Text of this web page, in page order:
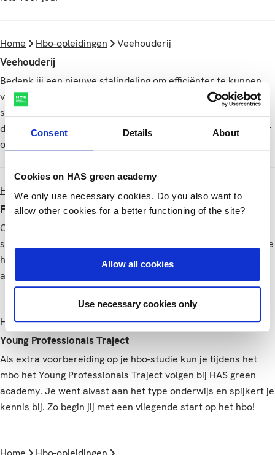
Consent Details About
Cookies on HAS green academy
We only use necessary cookies. Do you also want to
allow other cookies for a better functioning of the site?
Allow all cookies
Use necessary cookies only
Home Hbo-opleidingen Veehouderij
Veehouderij
Bedenk jij een nieuwe stalindeling om efficiënter te kunnen
voeren? Tijdens de studierichting Veehouderij ga je aan de
slag met belangrijke onderwerpen die spelen in de sector;
dierenwelzijn, voeding, gezondheid, kringlooplandbouw, maar
ook de economische bedrijfsvoering komen aan bod.
Home Hbo-opleidingen Food Technology
Food Technology
Ontdek jij hoe je snacks gezonder kunt maken? Of hoe je
sinaasappelsap lekker en langer houdbaar maakt? Tijdens de
hbo-opleiding Food Technology leer je alles over de wereld
achter het etiket.
Home Hbo-opleidingen Young Professionals Traject
Young Professionals Traject
Als extra voorbereiding op je hbo-studie kun je tijdens het
mbo het Young Professionals Traject volgen bij HAS green
academy. Je went alvast aan het type onderwijs en spijkert je
kennis bij. Zo begin jij met een vliegende start op het hbo!